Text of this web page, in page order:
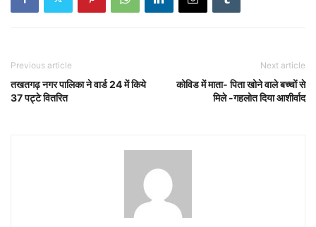
Previous article
तखतगढ़ नगर पालिका ने वार्ड 24 में किये
37 पट्टे वितरित
Next article
कोविड में माता- पिता खोने वाले बच्चों से
मिले -गहलोत दिया आशीर्वाद